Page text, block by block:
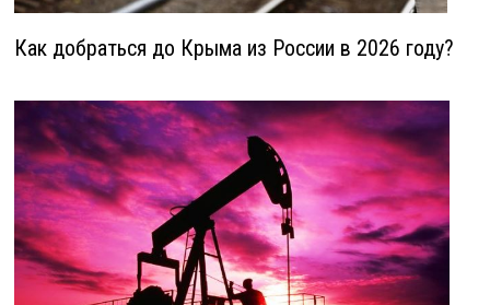
Как добраться до Крыма из России в 2026 году?